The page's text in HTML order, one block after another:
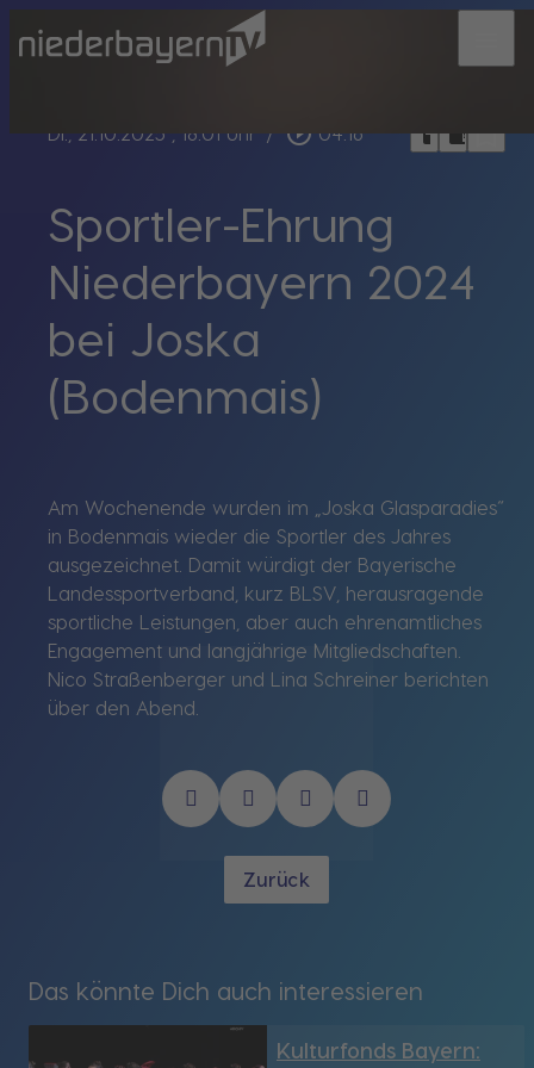
Di., 21.10.2025, 18:01 Uhr / play_circle_outline 04:16 headphoneschrome_reader_modebookmark_border
Sportler-Ehrung
Niederbayern 2024
bei Joska
(Bodenmais)
Am Wochenende wurden im „Joska Glasparadies“
in Bodenmais wieder die Sportler des Jahres
ausgezeichnet. Damit würdigt der Bayerische
Landessportverband, kurz BLSV, herausragende
sportliche Leistungen, aber auch ehrenamtliches
Engagement und langjährige Mitgliedschaften.
Nico Straßenberger und Lina Schreiner berichten
über den Abend.
Zurück
Das könnte Dich auch interessieren
Kulturfonds Bayern: